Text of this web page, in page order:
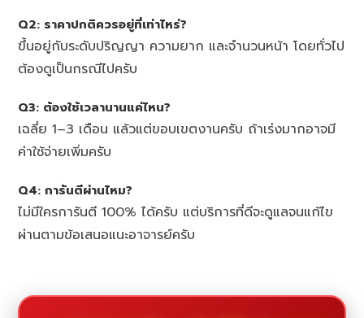
Q2: ราคาปกติควรอยู่ที่เท่าไหร่?
ขึ้นอยู่กับระดับปริญญา ความยาก และจำนวนหน้า โดยทั่วไป
ต้องดูเป็นกรณีไปครับ
Q3: ต้องใช้เวลานานแค่ไหน?
เฉลี่ย 1–3 เดือน แล้วแต่ขอบเขตงานครับ ถ้าเร่งมากอาจมี
ค่าใช้จ่ายเพิ่มครับ
Q4: การันตีผ่านไหม?
ไม่มีใครการันตี 100% ได้ครับ แต่บริการที่ดีจะดูแลจนแก้ไข
ผ่านตามข้อเสนอแนะอาจารย์ครับ